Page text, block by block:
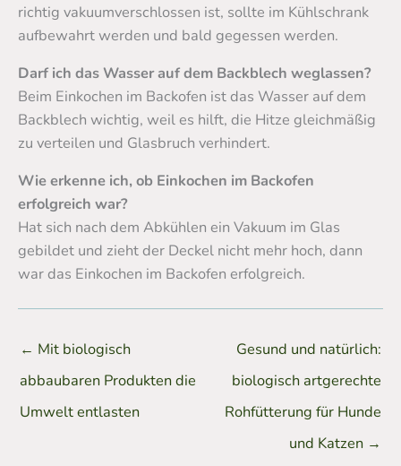
richtig vakuumverschlossen ist, sollte im Kühlschrank
aufbewahrt werden und bald gegessen werden.
Darf ich das Wasser auf dem Backblech weglassen?
Beim Einkochen im Backofen ist das Wasser auf dem
Backblech wichtig, weil es hilft, die Hitze gleichmäßig
zu verteilen und Glasbruch verhindert.
Wie erkenne ich, ob Einkochen im Backofen
erfolgreich war?
Hat sich nach dem Abkühlen ein Vakuum im Glas
gebildet und zieht der Deckel nicht mehr hoch, dann
war das Einkochen im Backofen erfolgreich.
← Mit biologisch
abbaubaren Produkten die
Umwelt entlasten
Gesund und natürlich:
biologisch artgerechte
Rohfütterung für Hunde
und Katzen →